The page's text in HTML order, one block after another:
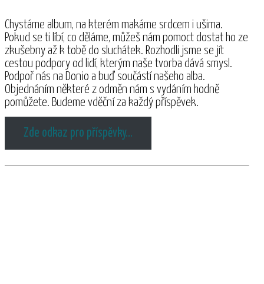
Chystáme album, na kterém makáme srdcem i ušima.
Pokud se ti líbí, co děláme, můžeš nám pomoct dostat ho ze
zkušebny až k tobě do sluchátek. Rozhodli jsme se jít
cestou podpory od lidí, kterým naše tvorba dává smysl.
Podpoř nás na Donio a buď součástí našeho alba.
Objednáním některé z odměn nám s vydáním hodně
pomůžete. Budeme vděční za každý příspěvek.
Zde odkaz pro příspěvky…